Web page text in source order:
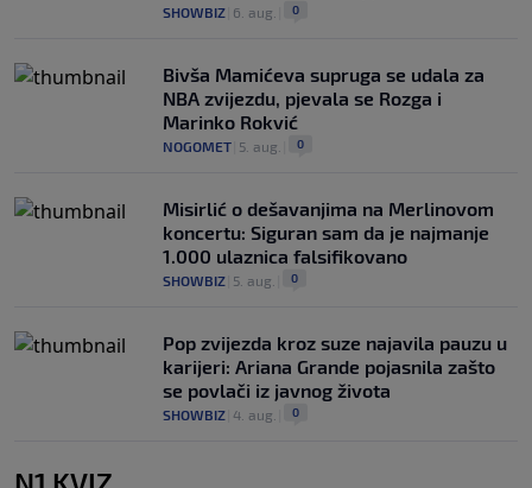
SHOWBIZ 6. aug. 0
Bivša Mamićeva supruga se udala za
NBA zvijezdu, pjevala se Rozga i
Marinko Rokvić
NOGOMET 5. aug. 0
Misirlić o dešavanjima na Merlinovom
koncertu: Siguran sam da je najmanje
1.000 ulaznica falsifikovano
SHOWBIZ 5. aug. 0
Pop zvijezda kroz suze najavila pauzu u
karijeri: Ariana Grande pojasnila zašto
se povlači iz javnog života
SHOWBIZ 4. aug. 0
N1 KVIZ